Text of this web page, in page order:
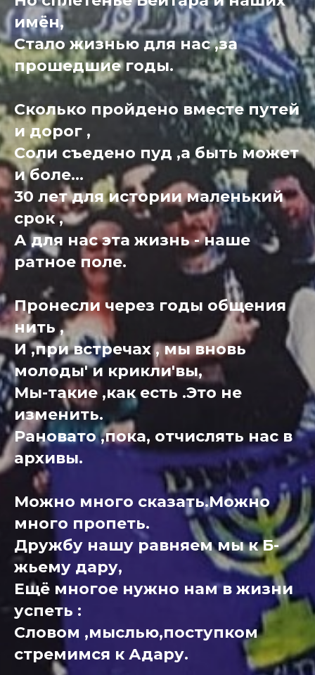
имён,
Стало жизнью для нас ,за
прошедшие годы.
Сколько пройдено вместе путей
и дорог ,
Соли съедено пуд ,а быть может
и боле...
30 лет для истории маленький
срок ,
А для нас эта жизнь - наше
ратное поле.
Пронесли через годы общения
нить ,
И ,при встречах , мы вновь
молоды' и крикли'вы,
Мы-такие ,как есть .Это не
изменить.
Рановато ,пока, отчислять нас в
архивы.
Можно много сказать.Можно
много пропеть.
Дружбу нашу равняем мы к Б-
жьему дару,
Ещё многое нужно нам в жизни
успеть :
Словом ,мыслью,поступком
стремимся к Адару.